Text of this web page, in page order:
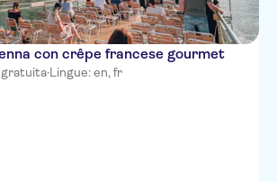
con crêpe francese gourmet
gratuita·Lingue: en, fr